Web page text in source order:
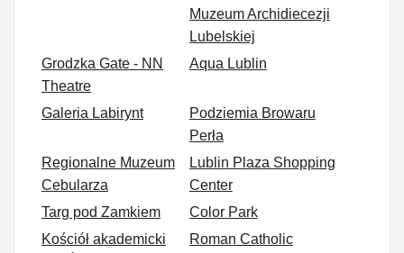
Muzeum Archidiecezji
Lubelskiej
Grodzka Gate - NN
Theatre
Aqua Lublin
Galeria Labirynt
Podziemia Browaru
Perła
Regionalne Muzeum
Cebularza
Lublin Plaza Shopping
Center
Targ pod Zamkiem
Color Park
Kościół akademicki
Roman Catholic